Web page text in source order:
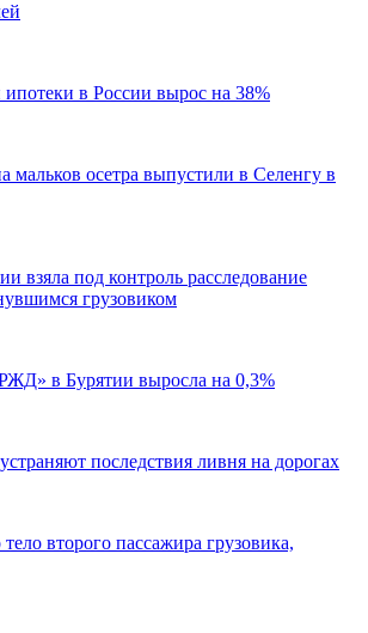
в России вырос на 38%
мальков осетра выпустили в Селенгу в
взяла под контроль расследование
грузовиком
в Бурятии выросла на 0,3%
последствия ливня на дорогах
второго пассажира грузовика,